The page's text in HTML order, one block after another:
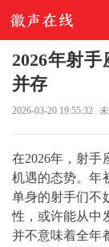
2026年射
并存
2026-03-20 19:55:32
在2026年，射手
机遇的态势。年
单身的射手们不
性，或许能从中
并不意味着全年